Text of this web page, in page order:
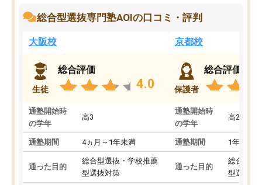
総合型選抜専門塾AOIの口コミ・評判
大阪校
生徒
総合評価
4.0
通塾開始時
の学年
高3
通塾期間 4ヵ月～1年未満
通った目的
総合型選抜・学校推薦
型選抜対策
京都校
保護者
総合評価
通塾開始時
の学年
高2
通塾期間 1年以上
通った目的
総合型選
型選抜対